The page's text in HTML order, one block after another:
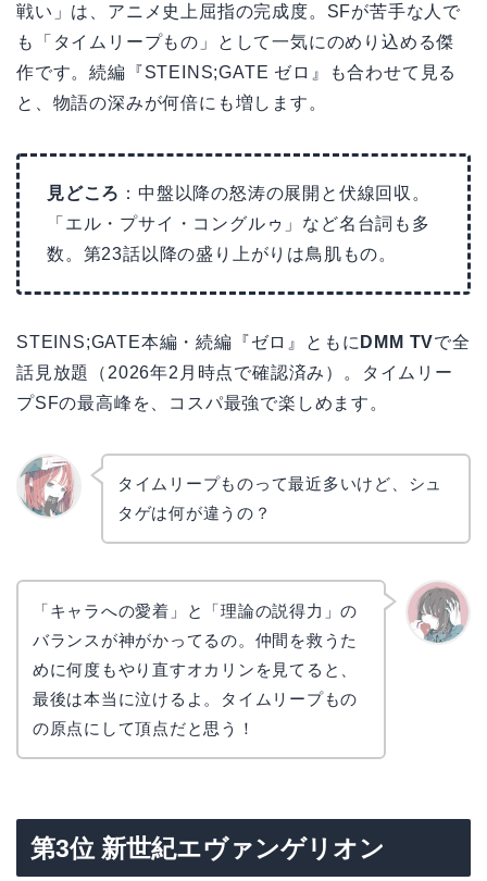
戦い」は、アニメ史上屈指の完成度。SFが苦手な人で
も「タイムリープもの」として一気にのめり込める傑
作です。続編『STEINS;GATE ゼロ』も合わせて見る
と、物語の深みが何倍にも増します。
見どころ ：中盤以降の怒涛の展開と伏線回収。
「エル・プサイ・コングルゥ」など名台詞も多
数。第23話以降の盛り上がりは鳥肌もの。
STEINS;GATE本編・続編『ゼロ』ともに DMM TVで全
話見放題（2026年2月時点で確認済み）。タイムリー
プSFの最高峰を、コスパ最強で楽しめます。
タイムリープものって最近多いけど、シュ
タゲは何が違うの？
「キャラへの愛着」と「理論の説得力」の
バランスが神がかってるの。仲間を救うた
めに何度もやり直すオカリンを見てると、
最後は本当に泣けるよ。タイムリープもの
の原点にして頂点だと思う！
第3位 新世紀エヴァンゲリオン